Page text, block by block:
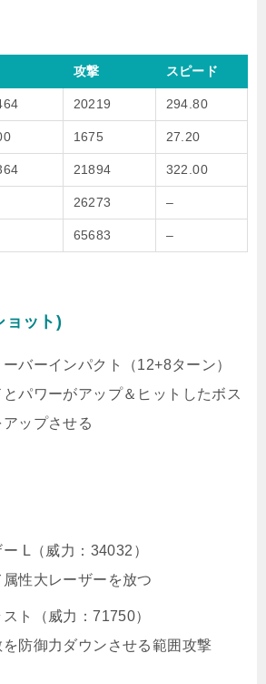
攻撃 スピード
20219 294.80
1675 27.20
21894 322.00
26273 –
65683 –
ョット)
バーインパクト（12+8ターン）
パワーがアップ＆ヒットしたボス
ップさせる
L（威力：34032）
性大レーザーを放つ
ト（威力：71750）
防御力ダウンさせる範囲攻撃